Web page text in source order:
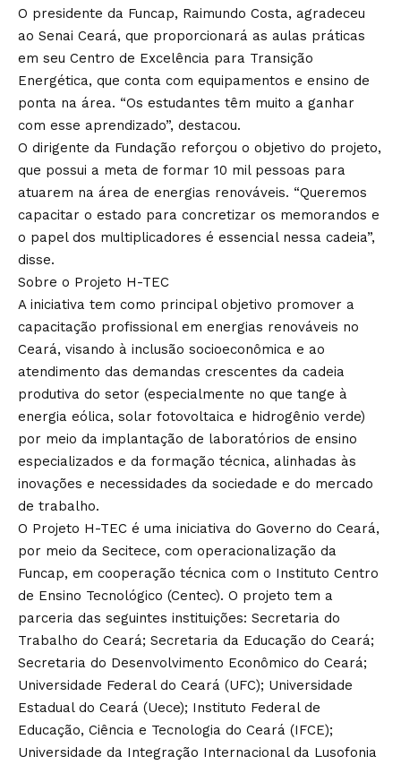
O presidente da Funcap, Raimundo Costa, agradeceu
ao Senai Ceará, que proporcionará as aulas práticas
em seu Centro de Excelência para Transição
Energética, que conta com equipamentos e ensino de
ponta na área. “Os estudantes têm muito a ganhar
com esse aprendizado”, destacou.
O dirigente da Fundação reforçou o objetivo do projeto,
que possui a meta de formar 10 mil pessoas para
atuarem na área de energias renováveis. “Queremos
capacitar o estado para concretizar os memorandos e
o papel dos multiplicadores é essencial nessa cadeia”,
disse.
Sobre o Projeto H-TEC
A iniciativa tem como principal objetivo promover a
capacitação profissional em energias renováveis no
Ceará, visando à inclusão socioeconômica e ao
atendimento das demandas crescentes da cadeia
produtiva do setor (especialmente no que tange à
energia eólica, solar fotovoltaica e hidrogênio verde)
por meio da implantação de laboratórios de ensino
especializados e da formação técnica, alinhadas às
inovações e necessidades da sociedade e do mercado
de trabalho.
O Projeto H-TEC é uma iniciativa do Governo do Ceará,
por meio da Secitece, com operacionalização da
Funcap, em cooperação técnica com o Instituto Centro
de Ensino Tecnológico (Centec). O projeto tem a
parceria das seguintes instituições: Secretaria do
Trabalho do Ceará; Secretaria da Educação do Ceará;
Secretaria do Desenvolvimento Econômico do Ceará;
Universidade Federal do Ceará (UFC); Universidade
Estadual do Ceará (Uece); Instituto Federal de
Educação, Ciência e Tecnologia do Ceará (IFCE);
Universidade da Integração Internacional da Lusofonia